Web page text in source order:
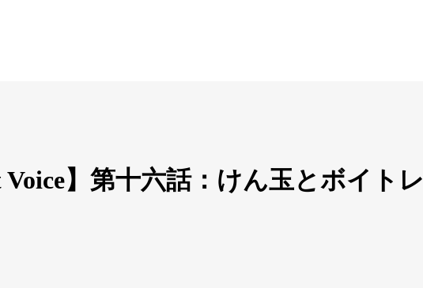
Voice】第十六話：けん玉とボイトレ